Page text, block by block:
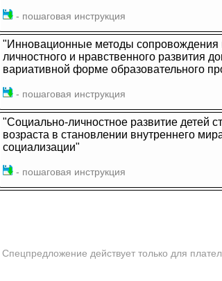
- пошаговая инструкция
"Инновационные методы сопровождения
личностного и нравственного развития
вариативной форме образовательного
- пошаговая инструкция
"Социально-личностное развитие детей
возраста в становлении внутреннего
социализации"
- пошаговая инструкция
Cпецпредложение действует только для